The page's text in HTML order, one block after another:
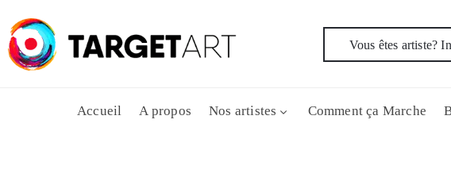
Vous êtes artiste?
Accueil A propos Nos artistes Comment ça Marche